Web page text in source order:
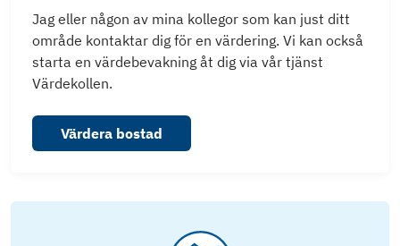
Jag eller någon av mina kollegor som kan just ditt
område kontaktar dig för en värdering. Vi kan också
starta en värdebevakning åt dig via vår tjänst
Värdekollen.
Värdera bostad